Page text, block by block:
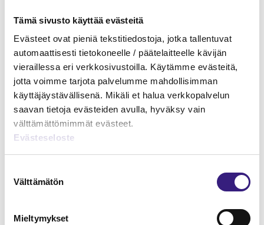
Tämä sivusto käyttää evästeitä
Evästeet ovat pieniä tekstitiedostoja, jotka tallentuvat
automaattisesti tietokoneelle / päätelaitteelle kävijän
vieraillessa eri verkkosivustoilla. Käytämme evästeitä,
jotta voimme tarjota palvelumme mahdollisimman
käyttäjäystävällisenä. Mikäli et halua verkkopalvelun
saavan tietoja evästeiden avulla, hyväksy vain
välttämättömimmät evästeet.
Evästeseloste
valinta
Välttämätön
Mieltymykset
Sulautuminen, jakautuminen,
liiketoimintasiirto ja osakevaihto
YRITYSJÄRJESTELYT